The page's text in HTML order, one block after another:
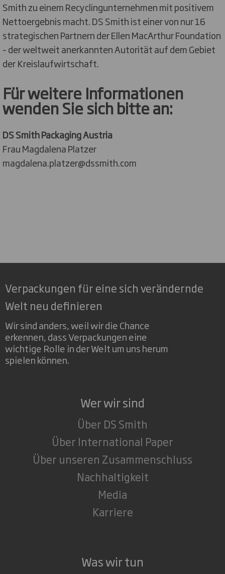
Smith zu einem Recyclingunternehmen mit positivem
Nettoergebnis macht. DS Smith ist einer von nur 16
strategischen Partnern der Ellen MacArthur Foundation
– der weltweit anerkannten Autorität auf dem Gebiet
der Kreislaufwirtschaft.
Für weitere Informationen
wenden Sie sich bitte an:
DS Smith Packaging Austria
Frau Magdalena Platzer
magdalena.platzer@dssmith.com
Verpackungen für eine sich verändernde
Welt neu definieren
Wir sind anders, weil wir die Chance
erkennen, dass Verpackungen eine
wichtige Rolle in der Welt um uns herum
spielen können.
Wer wir sind
Über DS Smith
Über International Paper
Über unseren Zusammenschluss
Nachhaltigkeit
Media
Karriere
Was wir tun